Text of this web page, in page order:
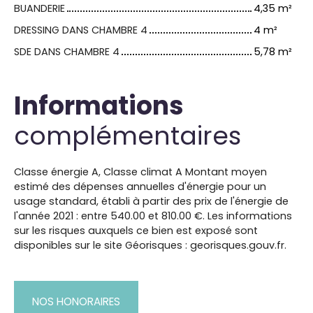
BUANDERIE
4,35 m²
DRESSING DANS CHAMBRE 4
4 m²
SDE DANS CHAMBRE 4
5,78 m²
Informations
complémentaires
Classe énergie A, Classe climat A Montant moyen
estimé des dépenses annuelles d'énergie pour un
usage standard, établi à partir des prix de l'énergie de
l'année 2021 : entre 540.00 et 810.00 €. Les informations
sur les risques auxquels ce bien est exposé sont
disponibles sur le site Géorisques : georisques.gouv.fr.
NOS HONORAIRES